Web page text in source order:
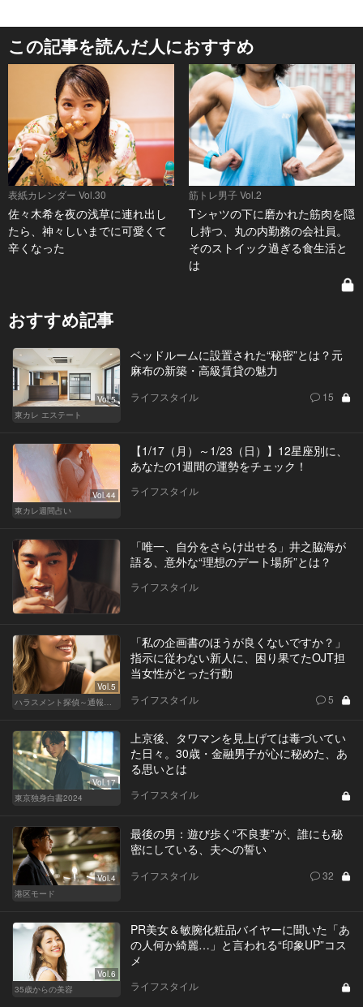
この記事を読んだ人におすすめ
表紙カレンダー Vol.30
佐々木希を夜の浅草に連れ出し
たら、神々しいまでに可愛くて
辛くなった
筋トレ男子 Vol.2
Tシャツの下に磨かれた筋肉を隠
し持つ、丸の内勤務の会社員。
そのストイック過ぎる食生活と
は
おすすめ記事
Vol.5
東カレ エステート
ベッドルームに設置された“秘密”とは？元
麻布の新築・高級賃貸の魅力
ライフスタイル 15
Vol.44
東カレ週間占い
【1/17（月）～1/23（日）】12星座別に、
あなたの1週間の運勢をチェック！
ライフスタイル
「唯一、自分をさらけ出せる」井之脇海が
語る、意外な“理想のデート場所”とは？
ライフスタイル
Vol.5
ハラスメント探偵～通報編～
「私の企画書のほうが良くないですか？」
指示に従わない新人に、困り果てたOJT担
当女性がとった行動
ライフスタイル 5
Vol.17
東京独身白書2024
上京後、タワマンを見上げては毒づいてい
た日々。30歳・金融男子が心に秘めた、あ
る思いとは
ライフスタイル
Vol.4
港区モード
最後の男：遊び歩く“不良妻”が、誰にも秘
密にしている、夫への誓い
ライフスタイル 32
Vol.6
35歳からの美容
PR美女＆敏腕化粧品バイヤーに聞いた「あ
の人何か綺麗…」と言われる“印象UP”コス
メ
ライフスタイル